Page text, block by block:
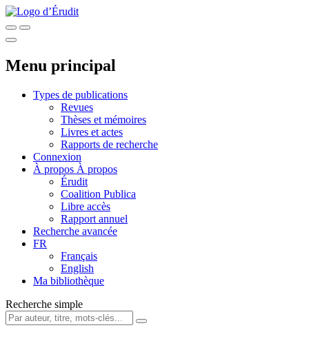
Menu principal
Types de publications
Revues
Thèses et mémoires
Livres et actes
Rapports de recherche
Connexion
À propos À propos
Érudit
Coalition Publica
Libre accès
Rapport annuel
Recherche avancée
FR
Français
English
Ma bibliothèque
Recherche simple